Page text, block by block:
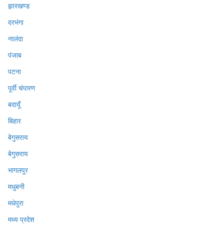
झारखण्ड
दरभंगा
नालंदा
पंजाब
पटना
पूर्वी चंपारण
बदायूँ
बिहार
बेगुसराय
बेगुसराय
भागलपुर
मधुबनी
मधेपुरा
मध्य प्रदेश